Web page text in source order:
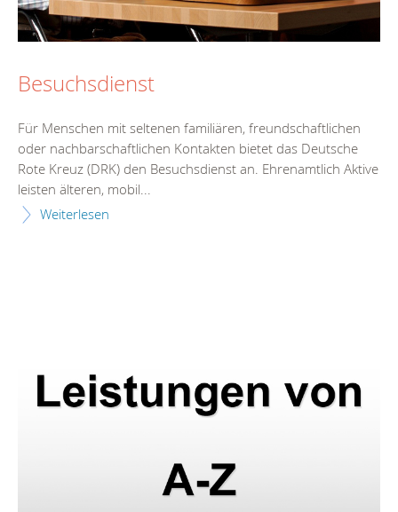
Besuchsdienst
Für Menschen mit seltenen familiären, freundschaftlichen
oder nachbarschaftlichen Kontakten bietet das Deutsche
Rote Kreuz (DRK) den Besuchsdienst an. Ehrenamtlich Aktive
leisten älteren, mobil...
Weiterlesen